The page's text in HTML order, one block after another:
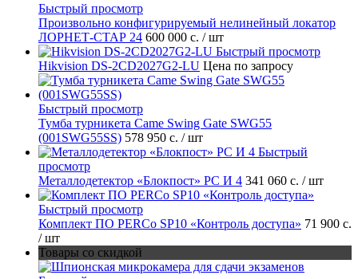
Быстрый просмотр
Произвольно конфигурируемый нелинейный локатор
ЛОРНЕТ-СТАР 24 600 000 с. / шт
Быстрый просмотр
Hikvision DS-2CD2027G2-LU Цена по запросу
Быстрый просмотр
Тумба турникета Came Swing Gate SWG55
(001SWG55SS) 578 950 с. / шт
Быстрый
просмотр
Металлодетектор «Блокпост» PC И 4 341 060 с. / шт
Быстрый просмотр
Комплект ПО PERCo SP10 «Контроль доступа» 71 900 с.
/ шт
Товары со скидкой